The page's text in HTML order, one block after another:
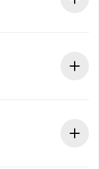
im Voraus.
wenn der